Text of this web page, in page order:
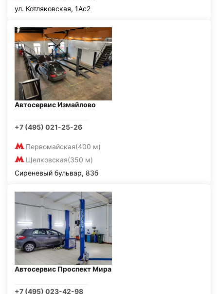
ул. Котляковская, 1Ас2
Автосервис Измайлово
+7 (495) 021-25-26
Первомайская(400 м)
Щелковская(350 м)
Сиреневый бульвар, 83б
Автосервис Проспект Мира
+7 (495) 023-42-98